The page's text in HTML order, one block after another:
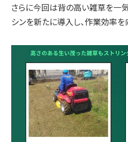
さらに今回は背の高い雑草を一
シンを新たに導入し、作業効率を